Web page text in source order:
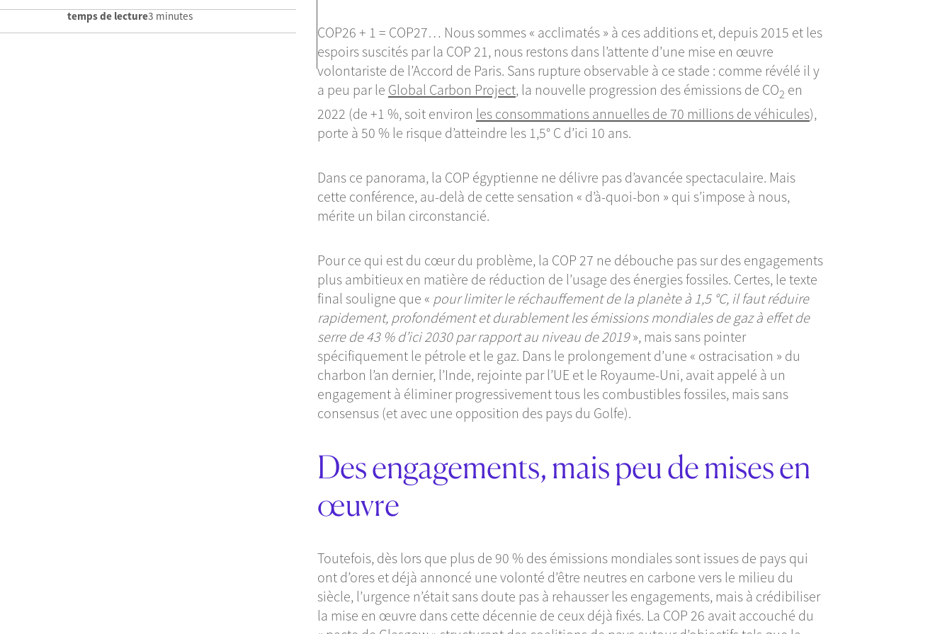
temps de lecture3 minutes
COP26 + 1 = COP27… Nous sommes « acclimatés » à ces additions et, depuis 2015 et les
espoirs suscités par la COP 21, nous restons dans l’attente d’une mise en œuvre
volontariste de l’Accord de Paris. Sans rupture observable à ce stade : comme révélé il y
a peu par le Global Carbon Project, la nouvelle progression des émissions de CO2 en
2022 (de +1 %, soit environ les consommations annuelles de 70 millions de véhicules),
porte à 50 % le risque d’atteindre les 1,5° C d’ici 10 ans.
Dans ce panorama, la COP égyptienne ne délivre pas d’avancée spectaculaire. Mais
cette conférence, au-delà de cette sensation « d’à-quoi-bon » qui s’impose à nous,
mérite un bilan circonstancié.
Pour ce qui est du cœur du problème, la COP 27 ne débouche pas sur des engagements
plus ambitieux en matière de réduction de l’usage des énergies fossiles. Certes, le texte
final souligne que « pour limiter le réchauffement de la planète à 1,5 °C, il faut réduire
rapidement, profondément et durablement les émissions mondiales de gaz à effet de
serre de 43 % d’ici 2030 par rapport au niveau de 2019», mais sans pointer
spécifiquement le pétrole et le gaz. Dans le prolongement d’une « ostracisation » du
charbon l’an dernier, l’Inde, rejointe par l’UE et le Royaume-Uni, avait appelé à un
engagement à éliminer progressivement tous les combustibles fossiles, mais sans
consensus (et avec une opposition des pays du Golfe).
Des engagements, mais peu de mises en
œuvre
Toutefois, dès lors que plus de 90 % des émissions mondiales sont issues de pays qui
ont d’ores et déjà annoncé une volonté d’être neutres en carbone vers le milieu du
siècle, l’urgence n’était sans doute pas à rehausser les engagements, mais à crédibiliser
la mise en œuvre dans cette décennie de ceux déjà fixés. La COP 26 avait accouché du